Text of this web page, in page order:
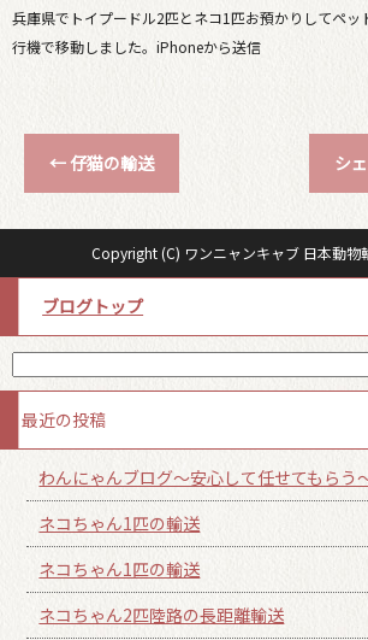
兵庫県でトイプードル2匹とネコ1匹お預かりしてペッ
行機で移動しました。iPhoneから送信
←仔猫の輸送 シ
Copyright (C) ワンニャンキャブ 日本動物
ブログトップ
最近の投稿
わんにゃんブログ～安心して任せてもらう
ネコちゃん1匹の輸送
ネコちゃん1匹の輸送
ネコちゃん2匹陸路の長距離輸送